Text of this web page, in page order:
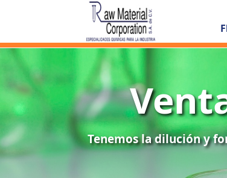
Tenemos la dilución y